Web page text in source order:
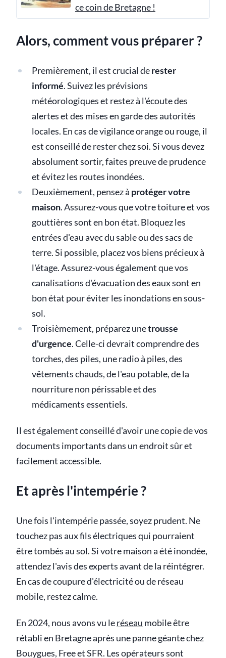
ce coin de Bretagne !
Alors, comment vous préparer ?
Premièrement, il est crucial derester
informé. Suivez les prévisions
météorologiques et restez à l'écoute des
alertes et des mises en garde des autorités
locales. En cas de vigilance orange ou rouge, il
est conseillé de rester chez soi. Si vous devez
absolument sortir, faites preuve de prudence
et évitez les routes inondées.
Deuxièmement, pensez à protéger votre
maison. Assurez-vous que votre toiture et vos
gouttières sont en bon état. Bloquez les
entrées d'eau avec du sable ou des sacs de
terre. Si possible, placez vos biens précieux à
l'étage. Assurez-vous également que vos
canalisations d'évacuation des eaux sont en
bon état pour éviter les inondations en sous-
sol.
Troisièmement, préparez unetrousse
d'urgence. Celle-ci devrait comprendre des
torches, des piles, une radio à piles, des
vêtements chauds, de l'eau potable, de la
nourriture non périssable et des
médicaments essentiels.
Il est également conseillé d'avoir une copie de vos
documents importants dans un endroit sûr et
facilement accessible.
Et après l'intempérie ?
Une fois l'intempérie passée, soyez prudent. Ne
touchez pas aux fils électriques qui pourraient
être tombés au sol. Si votre maison a été inondée,
attendez l'avis des experts avant de la réintégrer.
En cas de coupure d'électricité ou de réseau
mobile, restez calme.
En 2024, nous avons vu leréseau mobile être
rétabli en Bretagne après une panne géante chez
Bouygues, Free et SFR. Les opérateurs sont